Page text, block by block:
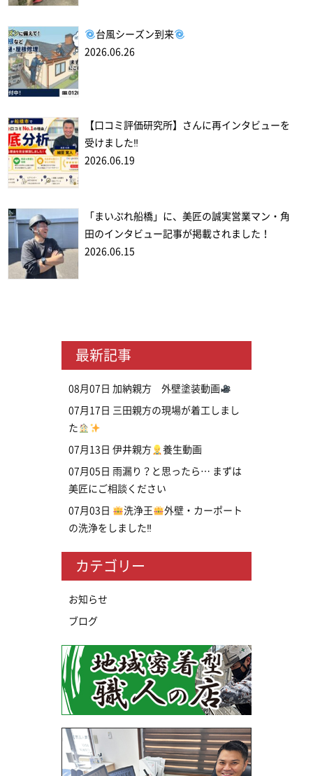
台風シーズン到来
2026.06.26
【口コミ評価研究所】さんに再インタビューを
受けました‼
2026.06.19
「まいぷれ船橋」に、美匠の誠実営業マン・角
田のインタビュー記事が掲載されました！
2026.06.15
最新記事
08月07日 加納親方 外壁塗装動画
07月17日 三田親方の現場が着工しまし
た
07月13日 伊井親方 養生動画
07月05日 雨漏り？と思ったら… まずは
美匠にご相談ください
07月03日 洗浄王
外壁・カーポート
の洗浄をしました‼
カテゴリー
お知らせ
ブログ